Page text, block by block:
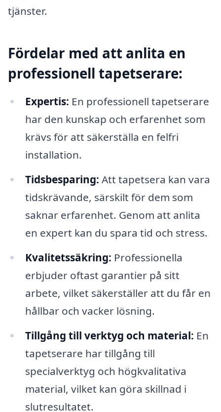
tjänster.
Fördelar med att anlita en
professionell tapetserare:
Expertis: En professionell tapetserare
har den kunskap och erfarenhet som
krävs för att säkerställa en felfri
installation.
Tidsbesparing: Att tapetsera kan vara
tidskrävande, särskilt för dem som
saknar erfarenhet. Genom att anlita
en expert kan du spara tid och stress.
Kvalitetssäkring: Professionella
erbjuder oftast garantier på sitt
arbete, vilket säkerställer att du får en
hållbar och vacker lösning.
Tillgång till verktyg och material: En
tapetserare har tillgång till
specialverktyg och högkvalitativa
material, vilket kan göra skillnad i
slutresultatet.